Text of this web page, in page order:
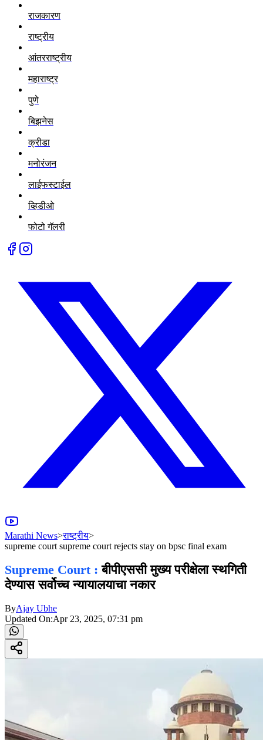
राजकारण
राष्ट्रीय
आंतरराष्ट्रीय
महाराष्ट्र
पुणे
बिझनेस
क्रीडा
मनोरंजन
लाईफस्टाईल
व्हिडीओ
फोटो गॅलरी
Marathi News>राष्ट्रीय>
supreme court supreme court rejects stay on bpsc final exam
Supreme Court : बीपीएससी मुख्य परीक्षेला स्थगिती
देण्यास सर्वोच्च न्यायालयाचा नकार
ByAjay Ubhe
Updated On:Apr 23, 2025, 07:31 pm